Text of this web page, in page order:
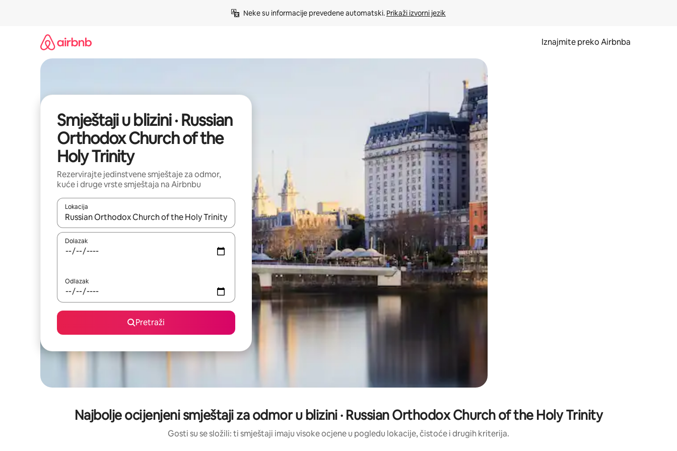
Neke su informacije prevedene automatski. Prikaži izvorni jezik
Iznajmite preko Airbnba
Smještaji u blizini · Russian
Orthodox Church of the
Holy Trinity
Rezervirajte jedinstvene smještaje za odmor,
kuće i druge vrste smještaja na Airbnbu
Lokacija
Kada budu dostupni rezultati, moći ćete ih pregledati koristeći se strelicama prema gore i prema dolje, kao i dodirom ili prelaskom prstom po zaslonu.
Dolazak
Odlazak
Pretraži
Najbolje ocijenjeni smještaji za odmor u blizini · Russian Orthodox Church of the Holy Trinity
Gosti su se složili: ti smještaji imaju visoke ocjene u pogledu lokacije, čistoće i drugih kriterija.